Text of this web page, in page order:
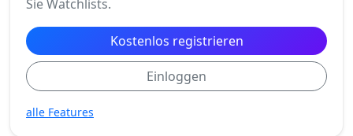
Sie Watchlists.
Kostenlos registrieren
Einloggen
alle Features